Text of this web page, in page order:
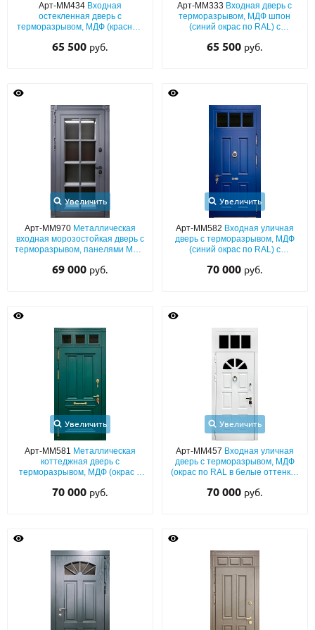
Арт-ММ434 Входная
остекленная дверь с
терморазрывом, МДФ (красный
раскладом и кнокером
65 500 руб.
Арт-ММ333 Входная дверь с
терморазрывом, МДФ шпон
(синий окрас по RAL) с
под бронзу
65 500 руб.
Увеличить
Арт-ММ970 Металлическая
входная морозостойкая дверь с
терморазрывом, панелями МДФ
большим стеклопакетом и
69 000 руб.
Увеличить
Арт-ММ582 Входная уличная
дверь с терморазрывом, МДФ
(синий окрас по RAL) с
остекленной фрамугой,
70 000 руб.
Увеличить
Арт-ММ581 Металлическая
коттеджная дверь с
терморазрывом, МДФ (окрас в
багетным раскладом и
70 000 руб.
Увеличить
Арт-ММ457 Входная уличная
дверь с терморазрывом, МДФ
(окрас по RAL в белые оттенки)
фрамугой и кнокером
70 000 руб.